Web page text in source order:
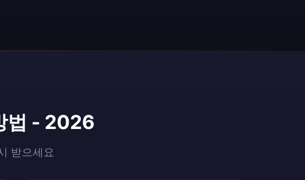
법 - 2026
받으세요